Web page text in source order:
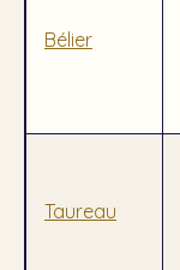
Bélier
Taureau